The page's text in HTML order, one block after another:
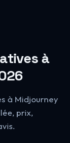
à
à Midjourney
prix,